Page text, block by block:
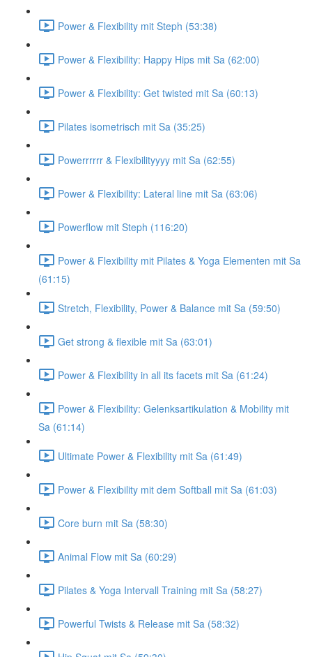
Power & Flexibility mit Steph (53:38)
Power & Flexibility: Happy Hips mit Sa (62:00)
Power & Flexibility: Get twisted mit Sa (60:13)
Pilates isometrisch mit Sa (35:25)
Powerrrrrr & Flexibilityyyy mit Sa (62:55)
Power & Flexibility: Lateral line mit Sa (63:06)
Powerflow mit Steph (116:20)
Power & Flexibility mit Pilates & Yoga Elementen mit Sa
(61:15)
Stretch, Flexibility, Power & Balance mit Sa (59:50)
Get strong & flexible mit Sa (63:01)
Power & Flexibility in all its facets mit Sa (61:24)
Power & Flexibility: Gelenksartikulation & Mobility mit
Sa (61:14)
Ultimate Power & Flexibility mit Sa (61:49)
Power & Flexibility mit dem Softball mit Sa (61:03)
Core burn mit Sa (58:30)
Animal Flow mit Sa (60:29)
Pilates & Yoga Intervall Training mit Sa (58:27)
Powerful Twists & Release mit Sa (58:32)